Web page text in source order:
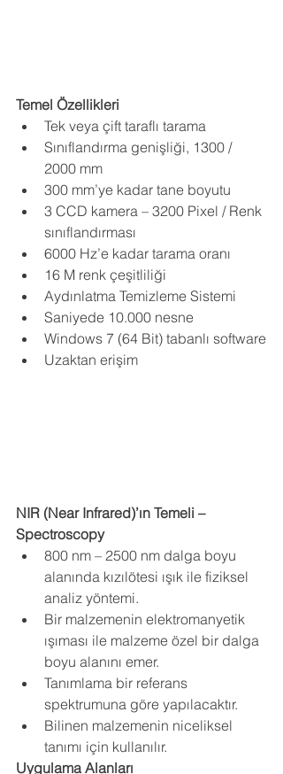
Temel Özellikleri
Tek veya çift taraflı tarama
Sınıflandırma genişliği, 1300 /
2000 mm
300 mm’ye kadar tane boyutu
3 CCD kamera – 3200 Pixel / Renk
sınıflandırması
6000 Hz’e kadar tarama oranı
16 M renk çeşitliliği
Aydınlatma Temizleme Sistemi
Saniyede 10.000 nesne
Windows 7 (64 Bit) tabanlı software
Uzaktan erişim
NIR (Near Infrared)’ın Temeli –
Spectroscopy
800 nm – 2500 nm dalga boyu
alanında kızılötesi ışık ile fiziksel
analiz yöntemi.
Bir malzemenin elektromanyetik
ışıması ile malzeme özel bir dalga
boyu alanını emer.
Tanımlama bir referans
spektrumuna göre yapılacaktır.
Bilinen malzemenin niceliksel
tanımı için kullanılır.
Uygulama Alanları